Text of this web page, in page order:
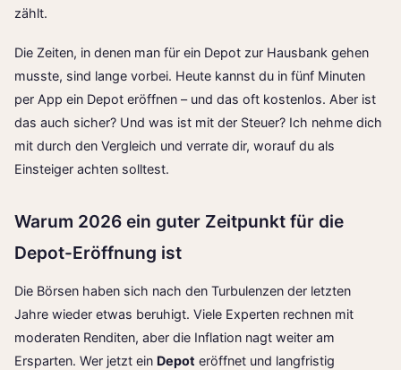
zählt.
Die Zeiten, in denen man für ein Depot zur Hausbank gehen
musste, sind lange vorbei. Heute kannst du in fünf Minuten
per App ein Depot eröffnen – und das oft kostenlos. Aber ist
das auch sicher? Und was ist mit der Steuer? Ich nehme dich
mit durch den Vergleich und verrate dir, worauf du als
Einsteiger achten solltest.
Warum 2026 ein guter Zeitpunkt für die
Depot-Eröffnung ist
Die Börsen haben sich nach den Turbulenzen der letzten
Jahre wieder etwas beruhigt. Viele Experten rechnen mit
moderaten Renditen, aber die Inflation nagt weiter am
Ersparten. Wer jetzt ein Depot eröffnet und langfristig